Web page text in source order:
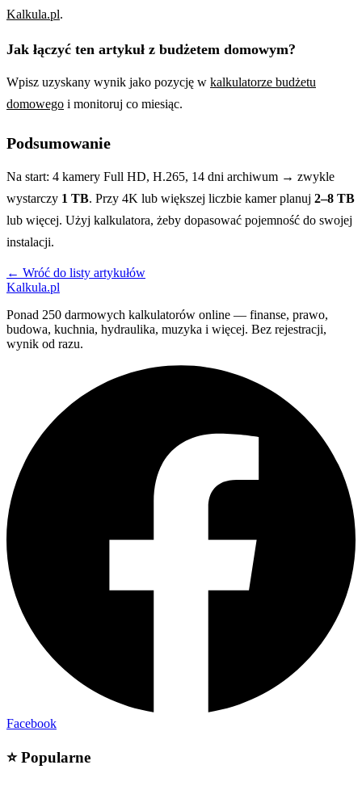
Kalkula.pl.
Jak łączyć ten artykuł z budżetem domowym?
Wpisz uzyskany wynik jako pozycję w kalkulatorze budżetu
domowego i monitoruj co miesiąc.
Podsumowanie
Na start: 4 kamery Full HD, H.265, 14 dni archiwum → zwykle
wystarczy 1 TB. Przy 4K lub większej liczbie kamer planuj 2–8 TB
lub więcej. Użyj kalkulatora, żeby dopasować pojemność do swojej
instalacji.
← Wróć do listy artykułów
Kalkula.pl
Ponad 250 darmowych kalkulatorów online — finanse, prawo,
budowa, kuchnia, hydraulika, muzyka i więcej. Bez rejestracji,
wynik od razu.
Facebook
⭐ Popularne